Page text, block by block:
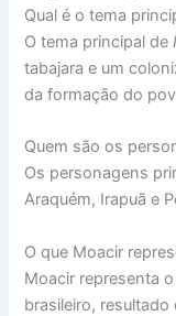
Qual é o tema
O tema principal de
tabajara e um
da formação do
Quem são os
Os personagens
Araquém, Irapuã e
O que Moacir
Moacir representa
brasileiro,